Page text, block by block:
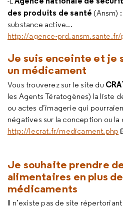
des produits de santé (Ansm)
substance active...
http://agence-
Je suis enceinte et je
un médicament
Vous trouverez sur le site du
les Agents Tératogènes) la liste
ou actes d’imagerie qui
négatives sur la conception ou la
http://lecrat.fr/medicament.php
Je souhaite prendre
alimentaires en plus
médicaments
Il n’existe pas de site